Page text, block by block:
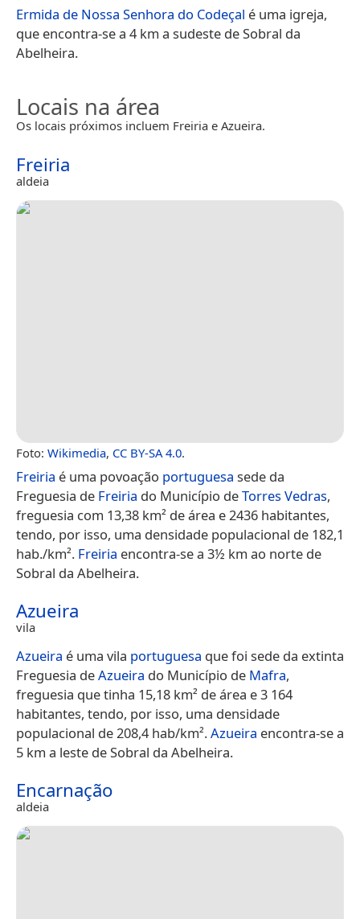
Ermida de Nossa Senhora do Codeçal é uma igreja,
que encontra-se a 4 km a sudeste de Sobral da
Abelheira.
Locais na área
Os locais próximos incluem Freiria e Azueira.
Freiria
aldeia
Foto: Wikimedia, CC BY-SA 4.0.
Freiria é uma povoação portuguesa sede da
Freguesia de Freiria do Município deTorres Vedras,
freguesia com 13,38 km² de área e 2436 habitantes,
tendo, por isso, uma densidade populacional de 182,1
hab./km². Freiria encontra-se a 3½ km ao norte de
Sobral da Abelheira.
Azueira
vila
Azueira é uma vila portuguesa que foi sede da extinta
Freguesia deAzueira do Município de Mafra,
freguesia que tinha 15,18 km² de área e 3 164
habitantes, tendo, por isso, uma densidade
populacional de 208,4 hab/km².Azueira encontra-se a
5 km a leste de Sobral da Abelheira.
Encarnação
aldeia